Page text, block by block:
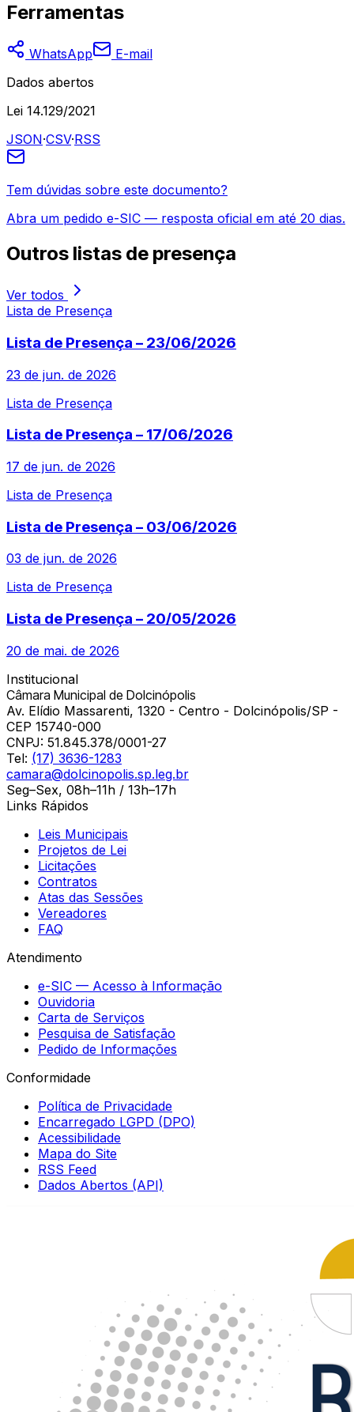
Ferramentas
WhatsApp
E-mail
Dados abertos
Lei 14.129/2021
JSON·CSV·RSS
Tem dúvidas sobre este documento?
Abra um pedido e-SIC — resposta oficial em até 20 dias.
Outros listas de presença
Ver todos
Lista de Presença
Lista de Presença – 23/06/2026
23 de jun. de 2026
Lista de Presença
Lista de Presença – 17/06/2026
17 de jun. de 2026
Lista de Presença
Lista de Presença – 03/06/2026
03 de jun. de 2026
Lista de Presença
Lista de Presença – 20/05/2026
20 de mai. de 2026
Institucional
Câmara Municipal de Dolcinópolis
Av. Elídio Massarenti, 1320 - Centro - Dolcinópolis/SP -
CEP 15740-000
CNPJ: 51.845.378/0001-27
Tel: (17) 3636-1283
camara@dolcinopolis.sp.leg.br
Seg–Sex, 08h–11h / 13h–17h
Links Rápidos
Leis Municipais
Projetos de Lei
Licitações
Contratos
Atas das Sessões
Vereadores
FAQ
Atendimento
e-SIC — Acesso à Informação
Ouvidoria
Carta de Serviços
Pesquisa de Satisfação
Pedido de Informações
Conformidade
Política de Privacidade
Encarregado LGPD (DPO)
Acessibilidade
Mapa do Site
RSS Feed
Dados Abertos (API)